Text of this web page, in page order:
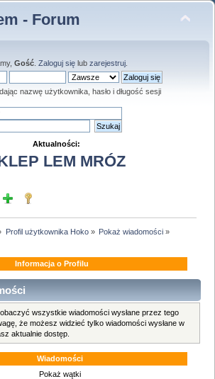
- Forum
Gość. Zaloguj sięlub zarejestruj.
nazwę użytkownika, hasło i długość sesji
Aktualności:
LEM MRÓZ
Profil użytkownika Hoko» Pokaż wiadomości»
Informacja o Profilu
wszystkie wiadomości wysłane przez tego
że możesz widzieć tylko wiadomości wysłane w
aktualnie dostęp.
Wiadomości
Pokaż wątki